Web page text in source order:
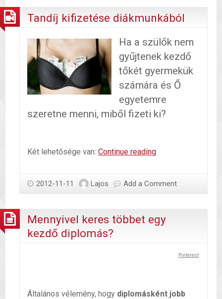
Tandíj kifizetése diákmunkából
Ha a szülők nem
gyűjtenek kezdő
tőkét gyermekük
számára és Ő
egyetemre
szeretne menni, miből fizeti ki?
Két lehetősége van: Continue readingTandíj
2012-11-11 Lajos Add a Comment
Mennyivel keres többet egy
kezdő diplomás?
Pinterest
Általános vélemény, hogy diplomásként jobb